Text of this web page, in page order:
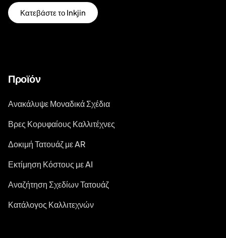
Κατεβάστε το Inkjin
Προϊόν
Ανακάλυψε Μοναδικά Σχέδια
Βρες Κορυφαίους Καλλιτέχνες
Δοκιμή Τατουάζ με AR
Εκτίμηση Κόστους με AI
Αναζήτηση Σχεδίων Τατουάζ
Κατάλογος Καλλιτεχνών